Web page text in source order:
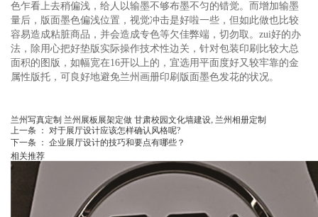
色乍看上去稍偏浅，给人以输墨不够布墨不匀的错觉。而增加输墨
量后，版面墨色偏浅位置，视觉冲击是好啦一些，但如此做也比较
容易造成粘脏商品，并会造成专色等欠佳弊端，切勿取。zui好的办
法，除用心把好垫版实际操作技术性边关，针对包装印刷比较大总
面积的图版，如幅宽在16开以上的，宜选用平面度好又较牢靠的金
属性版托，可良好地避免兰州画册印刷版面墨色发花的状况。
兰州写真定制 兰州展板展架定做 甘肃校园文化墙建设, 兰州相册定制
上一条 ： 对于展厅设计应该怎样确认风格呢?
下一条 ： 企业展厅设计的技巧和要点有哪些？
相关推荐